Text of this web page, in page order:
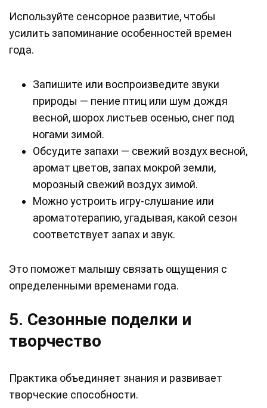
Используйте сенсорное развитие, чтобы
усилить запоминание особенностей времен
года.
Запишите или воспроизведите звуки
природы — пение птиц или шум дождя
весной, шорох листьев осенью, снег под
ногами зимой.
Обсудите запахи — свежий воздух весной,
аромат цветов, запах мокрой земли,
морозный свежий воздух зимой.
Можно устроить игру-слушание или
ароматотерапию, угадывая, какой сезон
соответствует запах и звук.
Это поможет малышу связать ощущения с
определенными временами года.
5. Сезонные поделки и
творчество
Практика объединяет знания и развивает
творческие способности.